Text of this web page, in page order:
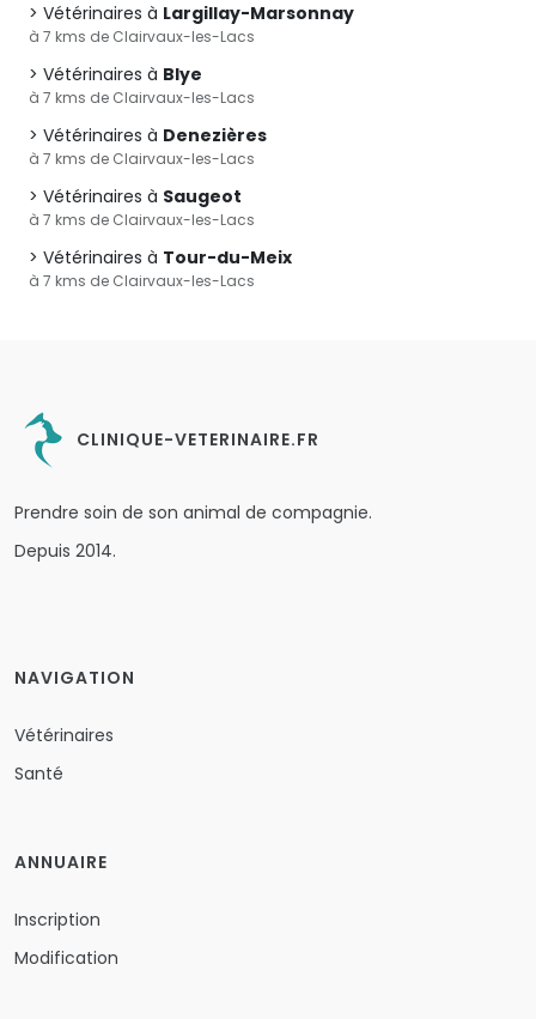
Vétérinaires à Largillay-Marsonnay
à 7 kms de Clairvaux-les-Lacs
Vétérinaires à Blye
à 7 kms de Clairvaux-les-Lacs
Vétérinaires à Denezières
à 7 kms de Clairvaux-les-Lacs
Vétérinaires à Saugeot
à 7 kms de Clairvaux-les-Lacs
Vétérinaires à Tour-du-Meix
à 7 kms de Clairvaux-les-Lacs
CLINIQUE-VETERINAIRE.FR
Prendre soin de son animal de compagnie.
Depuis 2014.
NAVIGATION
Vétérinaires
Santé
ANNUAIRE
Inscription
Modification